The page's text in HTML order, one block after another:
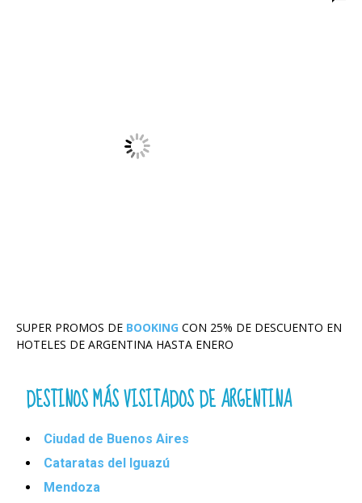
SUPER PROMOS DE BOOKING CON 25% DE DESCUENTO EN
HOTELES DE ARGENTINA HASTA ENERO
DESTINOS MÁS VISITADOS DE ARGENTINA
Ciudad de Buenos Aires
Cataratas del Iguazú
Mendoza